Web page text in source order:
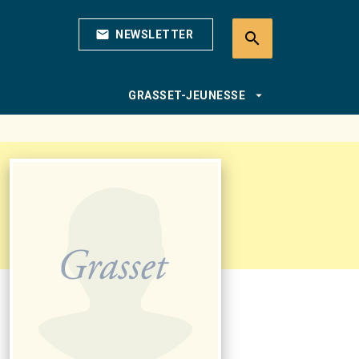
mail NEWSLETTER search
GRASSET-JEUNESSE arrow_drop_down